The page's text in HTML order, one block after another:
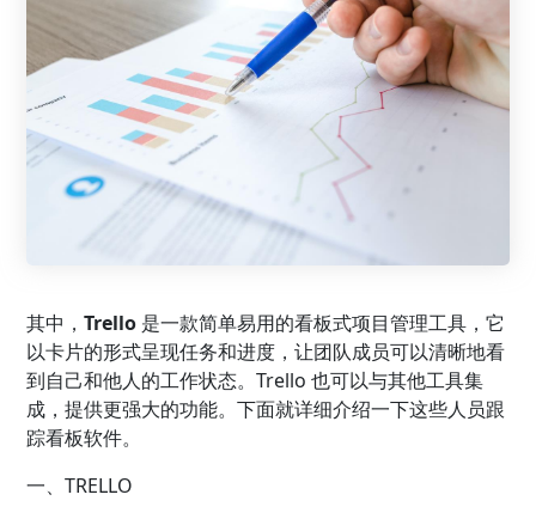
其中，Trello 是一款简单易用的看板式项目管理工具，它
以卡片的形式呈现任务和进度，让团队成员可以清晰地看
到自己和他人的工作状态。Trello 也可以与其他工具集
成，提供更强大的功能。下面就详细介绍一下这些人员跟
踪看板软件。
一、TRELLO